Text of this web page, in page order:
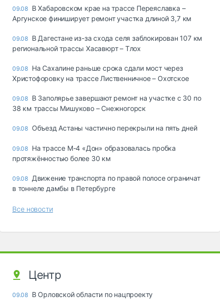
09.08 В Хабаровском крае на трассе Переяславка –
Аргунское финиширует ремонт участка длиной 3,7 км
09.08 В Дагестане из-за схода селя заблокирован 107 км
региональной трассы Хасавюрт – Тлох
09.08 На Сахалине раньше срока сдали мост через
Христофоровку на трассе Лиственничное – Охотское
09.08 В Заполярье завершают ремонт на участке с 30 по
38 км трассы Мишуково – Снежногорск
09.08 Объезд Астаны частично перекрыли на пять дней
09.08 На трассе М-4 «Дон» образовалась пробка
протяжённостью более 30 км
09.08 Движение транспорта по правой полосе ограничат
в тоннеле дамбы в Петербурге
Все новости
Центр
09.08 В Орловской области по нацпроекту